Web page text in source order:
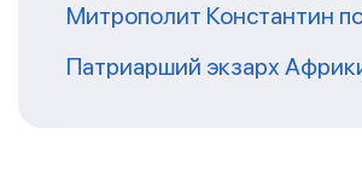
Митрополит Константин
Патриарший экзарх